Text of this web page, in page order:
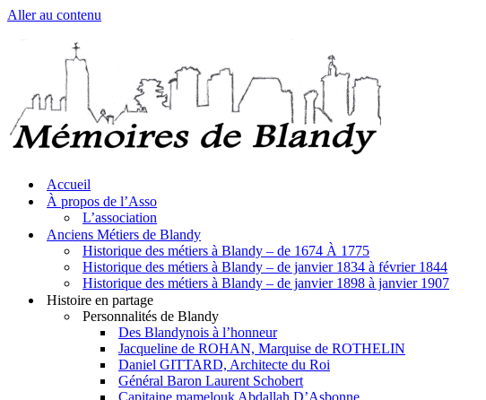
Aller au contenu
Accueil
À propos de l’Asso
L’association
Anciens Métiers de Blandy
Historique des métiers à Blandy – de 1674 À 1775
Historique des métiers à Blandy – de janvier 1834 à février 1844
Historique des métiers à Blandy – de janvier 1898 à janvier 1907
Histoire en partage
Personnalités de Blandy
Des Blandynois à l’honneur
Jacqueline de ROHAN, Marquise de ROTHELIN
Daniel GITTARD, Architecte du Roi
Général Baron Laurent Schobert
Capitaine mamelouk Abdallah D’Asbonne